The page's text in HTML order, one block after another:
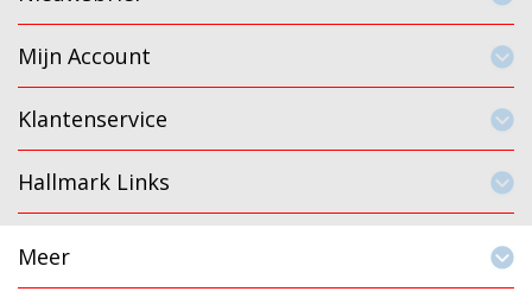
Mijn Account
Klantenservice
Hallmark Links
Meer